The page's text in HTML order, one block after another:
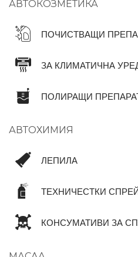
АВТОКОЗМЕТИКА
ПОЧИСТВАЩИ
ЗА КЛИМАТИЧНА
ПОЛИРАЩИ
АВТОХИМИЯ
ЛЕПИЛА
ТЕХНИЧЕСТКИ
КОНСУМАТИВИ ЗА